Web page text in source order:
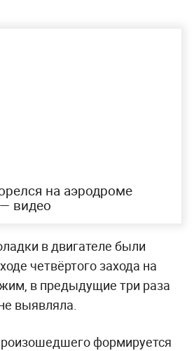
на аэродроме
видео
в двигателе были
четвёртого захода на
в предыдущие три раза
выявляла.
формируется